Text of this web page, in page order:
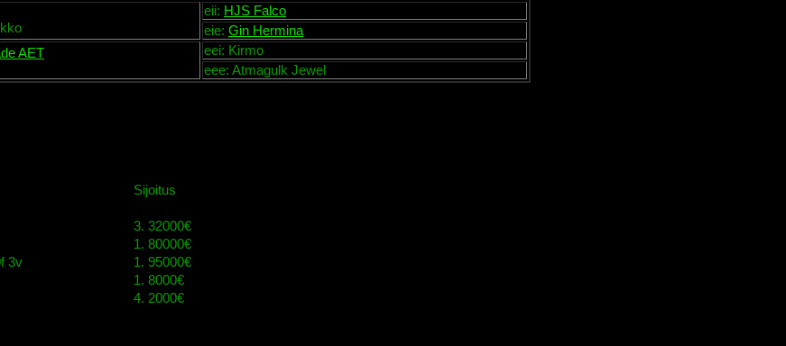
eii: HJS Falco
eie: Gin Hermina
AET
eei: Kirmo
eee: Atmagulk Jewel
Sijoitus
3. 32000€
1. 80000€
3v
1. 95000€
1. 8000€
4. 2000€